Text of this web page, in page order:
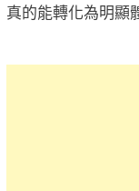
真的能轉化為明顯